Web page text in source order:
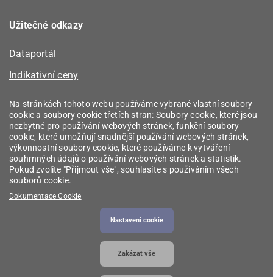
Užitečné odkazy
Dataportál
Indikativní ceny
Registr energetických společenství
Registr zprostředkovatelů
Srovnávače
Vyhledávač licencí
2026 © Energetický regulační úřad
poskytovány v souladu se zákonem č. 106/1999
Na stránkách tohoto webu používáme vybrané vlastní soubory
cookie a soubory cookie třetích stran: Soubory cookie, které jsou
nezbytné pro používání webových stránek, funkční soubory
cookie, které umožňují snadnější používání webových stránek,
výkonnostní soubory cookie, které používáme k vytváření
souhrnných údajů o používání webových stránek a statistik.
Pokud zvolíte "Přijmout vše", souhlasíte s používáním všech
souborů cookie.
Dokumentace Cookie
Nastavení cookie
Zakázat vše